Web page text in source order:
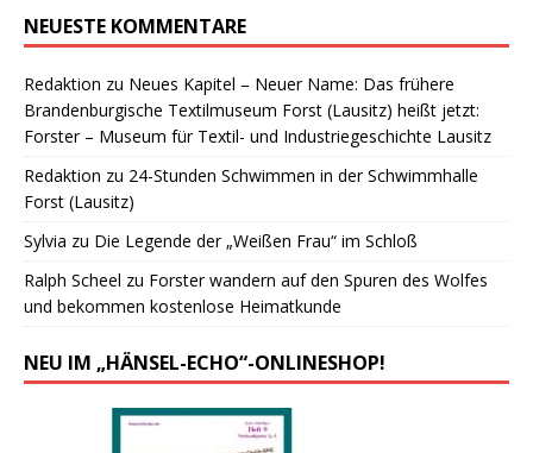
NEUESTE KOMMENTARE
Redaktion zu Neues Kapitel – Neuer Name: Das frühere
Brandenburgische Textilmuseum Forst (Lausitz) heißt jetzt:
Forster – Museum für Textil- und Industriegeschichte Lausitz
Redaktion zu 24-Stunden Schwimmen in der Schwimmhalle
Forst (Lausitz)
Sylvia zu Die Legende der „Weißen Frau“ im Schloß
Ralph Scheel zu Forster wandern auf den Spuren des Wolfes
und bekommen kostenlose Heimatkunde
NEU IM „HÄNSEL-ECHO“-ONLINESHOP!